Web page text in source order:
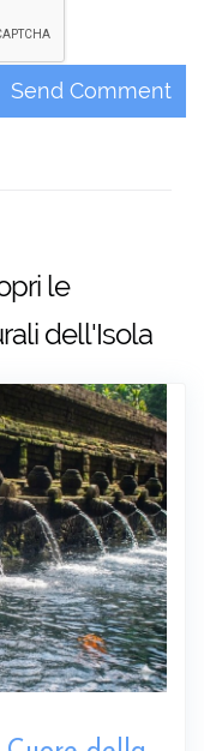
River
Send Comment
le
dell'Isola